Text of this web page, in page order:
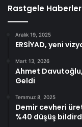
Rastgele Haberler
Aralık 19, 2025
ERSİYAD, yeni
Mart 13, 2026
Ahmet
Geldi
Temmuz 8, 2025
Demir cevheri
%40 düşüş